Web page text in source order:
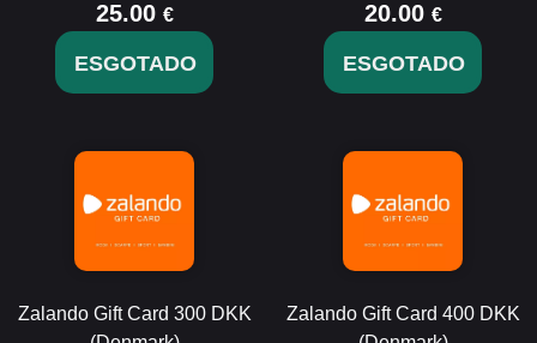
25.00 €
ESGOTADO
20.00 €
ESGOTADO
Zalando Gift Card 300 DKK
Zalando Gift Card 400 DKK